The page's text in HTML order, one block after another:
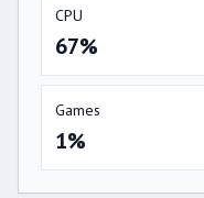
CPU
67%
Games
1%